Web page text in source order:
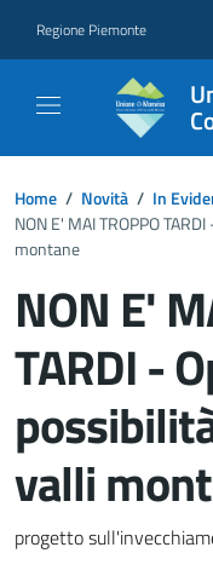
Regione Piemonte
Home / Novità / In
NON E' MAI TROPPO
montane
NON E'
TARDI -
valli
Dettagli del
progetto